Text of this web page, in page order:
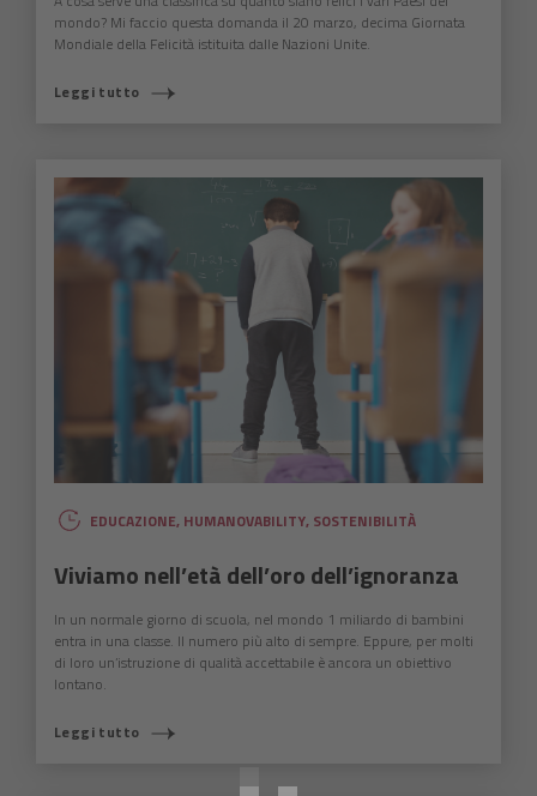
mondo? Mi faccio questa domanda il 20 marzo, decima Giornata
Mondiale della Felicità istituita dalle Nazioni Unite.
Leggi tutto
EDUCAZIONE, HUMANOVABILITY, SOSTENIBILITÀ
Viviamo nell’età dell’oro dell’ignoranza
In un normale giorno di scuola, nel mondo 1 miliardo di bambini
entra in una classe. Il numero più alto di sempre. Eppure, per molti
di loro un’istruzione di qualità accettabile è ancora un obiettivo
lontano.
Leggi tuttoCOSA STAI CERCANDO?